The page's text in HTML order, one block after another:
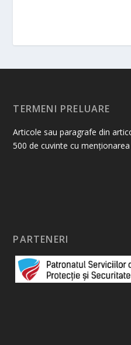
TERMENI PRELUARE
Articole sau paragrafe din
500 de cuvinte cu
PARTENERI